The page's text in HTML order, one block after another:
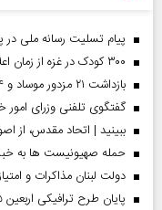
پیام تسلیت رسانه ملی در
۳۰۰ کودک در غزه از زمان اعلام آتش بس تا کنون کشته شدند
بازداشت ۲۱ مزدور موساد و ۴ شرور مسلح در استان کرمان
گفتگوی تلفنی وزرای امور
ببینید | اتحاد مقدس، از
حمله صهیونیست ها به
دولت لبنان مذاکرات و
پایان طرح ترافیکی اربعین ۱۴۰۵ پلیس راهور فراجا با ثبت ۶۷ میلیون تردد